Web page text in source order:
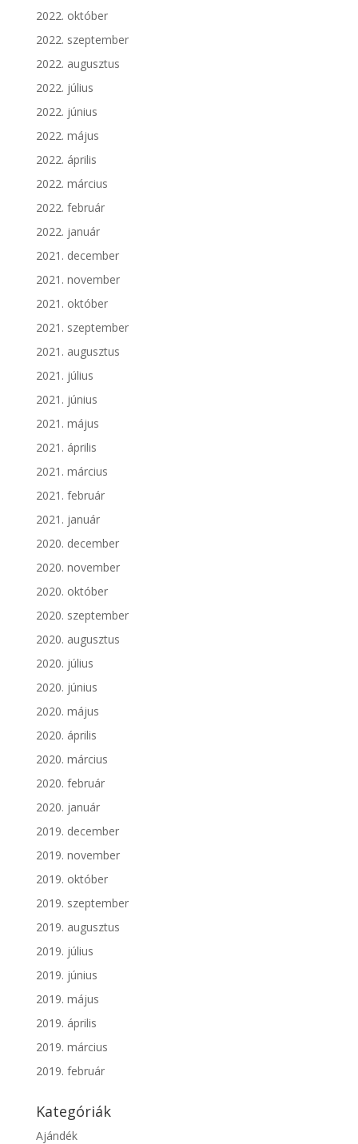
2022. október
2022. szeptember
2022. augusztus
2022. július
2022. június
2022. május
2022. április
2022. március
2022. február
2022. január
2021. december
2021. november
2021. október
2021. szeptember
2021. augusztus
2021. július
2021. június
2021. május
2021. április
2021. március
2021. február
2021. január
2020. december
2020. november
2020. október
2020. szeptember
2020. augusztus
2020. július
2020. június
2020. május
2020. április
2020. március
2020. február
2020. január
2019. december
2019. november
2019. október
2019. szeptember
2019. augusztus
2019. július
2019. június
2019. május
2019. április
2019. március
2019. február
Kategóriák
Ajándék